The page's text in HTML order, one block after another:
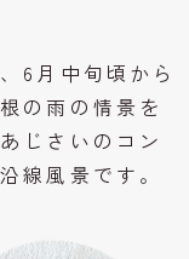
6月中旬頃から
の雨の情景を
じさいのコン
線風景です。